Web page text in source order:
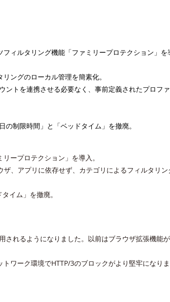
ィルタリング機能「ファミリープロテクション」を
ングのローカル管理を簡素化。
ントを連携させる必要なく、事前定義されたプロフ
の制限時間」と「ベッドタイム」を撤廃。
ープロテクション」を導入。
、アプリに依存せず、カテゴリによるフィルタリン
イム」を撤廃。
されるようになりました。以前はブラウザ拡張機能
ワーク環境でHTTP/3のブロックがより堅牢になり